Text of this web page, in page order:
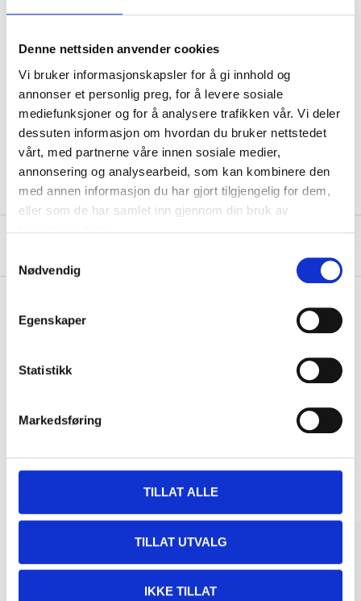
Denne nettsiden anvender cookies
Vi bruker informasjonskapsler for å gi innhold og
annonser et personlig preg, for å levere sosiale
mediefunksjoner og for å analysere trafikken vår. Vi deler
dessuten informasjon om hvordan du bruker nettstedet
vårt, med partnerne våre innen sosiale medier,
annonsering og analysearbeid, som kan kombinere den
med annen informasjon du har gjort tilgjengelig for dem,
eller som de har samlet inn gjennom din bruk av
Nødvendig
Egenskaper
Statistikk
Markedsføring
TILLAT ALLE
TILLAT UTVALG
IKKE TILLAT
Width
45 cm
Depth
49 cm
Sitting height
44 cm
Maximum load
110 kg
Material
steel, PVC plastic
Colour
White
Pay & Collect in your local store within 2 hours!
Other customers also bought